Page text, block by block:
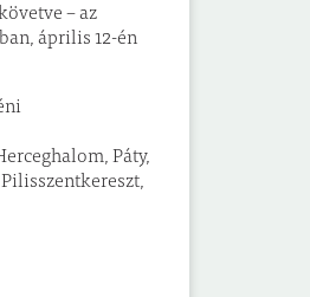
– az
április 12-én
Páty,